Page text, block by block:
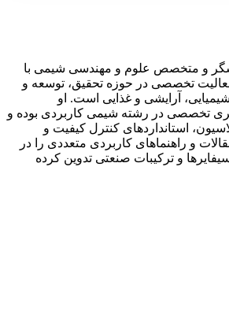
و متخصص علوم و مهندسی شیمی با
تخصصی در حوزه تحقیق، توسعه و
آرایشی و غذایی است. او
تخصصی در رشته شیمی کاربردی بوده و
استانداردهای کنترل کیفیت و
و راهنماهای کاربردی متعددی را در
و ترکیبات صنعتی تدوین کرده